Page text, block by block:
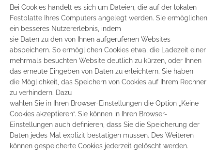
Bei Cookies handelt es sich um Dateien, die auf der lokalen
Festplatte Ihres Computers angelegt werden. Sie ermöglichen
ein besseres Nutzererlebnis, indem
sie Daten zu den von Ihnen aufgerufenen Websites
abspeichern. So ermöglichen Cookies etwa, die Ladezeit einer
mehrmals besuchten Website deutlich zu kürzen, oder Ihnen
das erneute Eingeben von Daten zu erleichtern. Sie haben
die Möglichkeit, das Speichern von Cookies auf Ihrem Rechner
zu verhindern. Dazu
wählen Sie in Ihren Browser-Einstellungen die Option „Keine
Cookies akzeptieren“. Sie können in Ihren Browser-
Einstellungen auch definieren, dass Sie die Speicherung der
Daten jedes Mal explizit bestätigen müssen. Des Weiteren
können gespeicherte Cookies jederzeit gelöscht werden.